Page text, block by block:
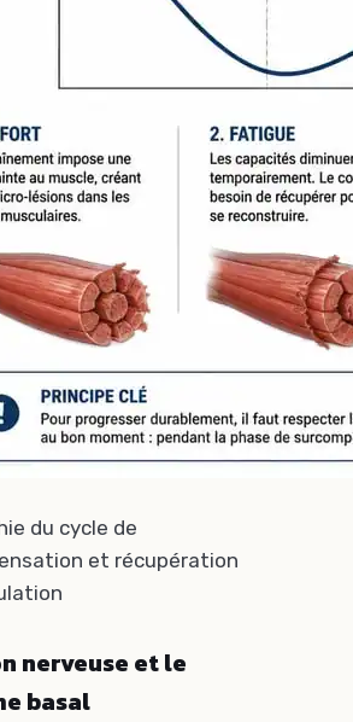
du cycle de
et récupération
nerveuse et le
basal